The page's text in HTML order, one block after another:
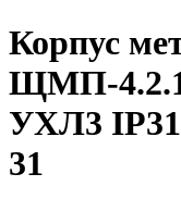
Корпус
ЩМП-
УХЛ3
31